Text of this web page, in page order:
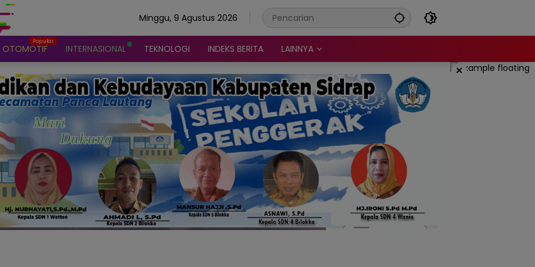
Minggu, 9 Agustus 2026
OTOMOTIF INTERNASIONAL TEKNOLOGI INDEKS BERITA LAINNYA
×